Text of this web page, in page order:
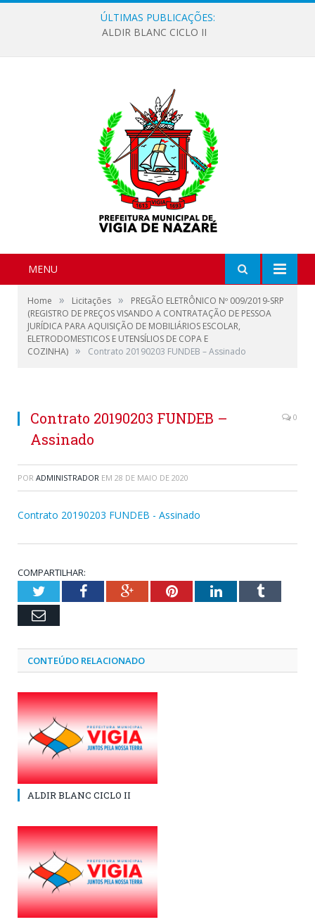
ÚLTIMAS PUBLICAÇÕES:
ALDIR BLANC CICLO II
MENU
Home » Licitações »
PREGÃO ELETRÔNICO Nº 009/2019-SRP
(REGISTRO DE PREÇOS VISANDO A CONTRATAÇÃO DE PESSOA
JURÍDICA PARA AQUISIÇÃO DE MOBILIÁRIOS ESCOLAR,
ELETRODOMESTICOS E UTENSÍLIOS DE COPA E
COZINHA) » Contrato 20190203 FUNDEB – Assinado
Contrato 20190203 FUNDEB –
Assinado
0
POR ADMINISTRADOR EM 28 DE MAIO DE 2020
Contrato 20190203 FUNDEB - Assinado
COMPARTILHAR:
TwitterFacebookGoogle+PinterestLinkedInTumblr
Email
CONTEÚDO RELACIONADO
ALDIR BLANC CICLO II